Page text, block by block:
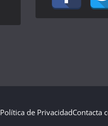
Política de PrivacidadContacta